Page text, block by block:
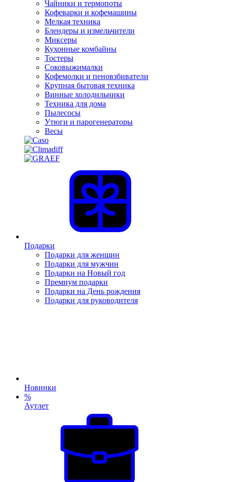
Чайники и термопоты
Кофеварки и кофемашины
Мелкая техника
Блендеры и измельчители
Миксеры
Кухонные комбайны
Тостеры
Соковыжималки
Кофемолки и пеновзбиватели
Крупная бытовая техника
Винные холодильники
Техника для дома
Пылесосы
Утюги и парогенераторы
Весы
Подарки
Подарки для женщин
Подарки для мужчин
Подарки на Новый год
Премиум подарки
Подарки на День рождения
Подарки для руководителя
Новинки
%
Аутлет